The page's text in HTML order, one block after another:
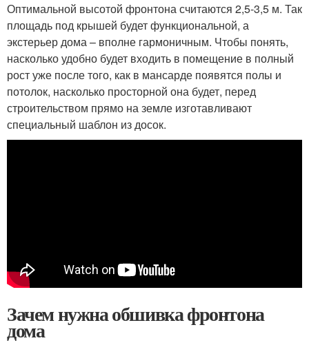
Оптимальной высотой фронтона считаются 2,5-3,5 м. Так
площадь под крышей будет функциональной, а
экстерьер дома – вполне гармоничным. Чтобы понять,
насколько удобно будет входить в помещение в полный
рост уже после того, как в мансарде появятся полы и
потолок, насколько просторной она будет, перед
строительством прямо на земле изготавливают
специальный шаблон из досок.
Зачем нужна обшивка фронтона
дома